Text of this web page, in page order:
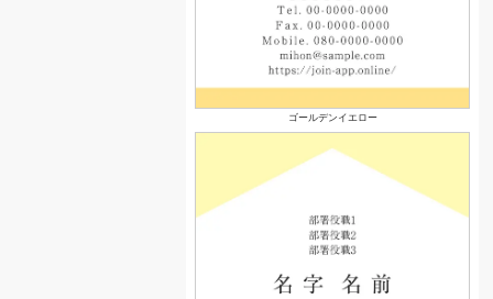
ゴールデンイエロー